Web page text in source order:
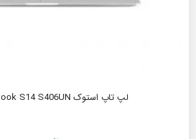
لپ تاپ استوک Asus VivoBook S14 S406UN